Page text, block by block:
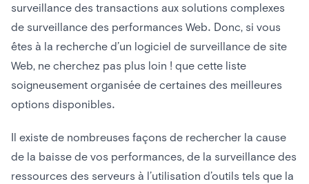
Comment choisir le meilleur outil de surveillance des
performances d’un site Web et d’infrastructure ?
Monitoring de serveur web
Les Signaux d’Alerte : Quels Indicateurs Surveiller ?
Site ?
surveillance des transactions aux solutions complexes
de surveillance des performances Web. Donc, si vous
êtes à la recherche d’un logiciel de surveillance de site
Web, ne cherchez pas plus loin ! que cette liste
soigneusement organisée de certaines des meilleures
options disponibles.
Il existe de nombreuses façons de rechercher la cause
de la baisse de vos performances, de la surveillance des
ressources des serveurs à l’utilisation d’outils tels que la